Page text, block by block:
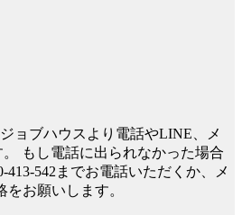
ジョブハウスより電話やLINE、メ
もし電話に出られなかった場合
413-542までお電話いただくか、メ
お願いします。